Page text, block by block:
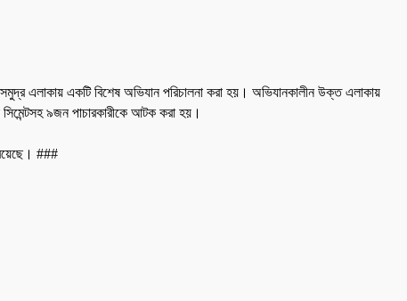
সমুদ্র এলাকায় একটি বিশেষ অভিযান পরিচালনা করা হয়। অভিযানকালীন উক্ত এলাকায়
সিমেন্টসহ ৯জন পাচারকারীকে আটক করা হয়।
###